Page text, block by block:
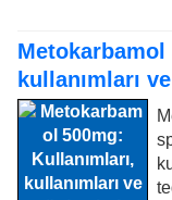
Metokarbamol
kullanımları